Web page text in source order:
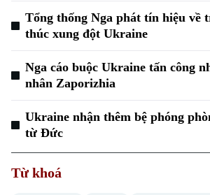
Tổng thống Nga phát tín hiệu về
thúc xung đột Ukraine
Nga cáo buộc Ukraine tấn công
nhân Zaporizhia
Ukraine nhận thêm bệ phóng
từ Đức
Từ khoá